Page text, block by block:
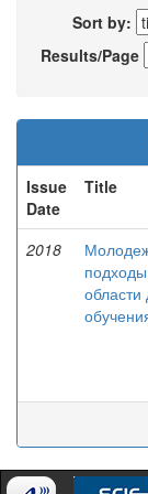
Sort by:
Results/Page
Issue
Date
Title
2018
области